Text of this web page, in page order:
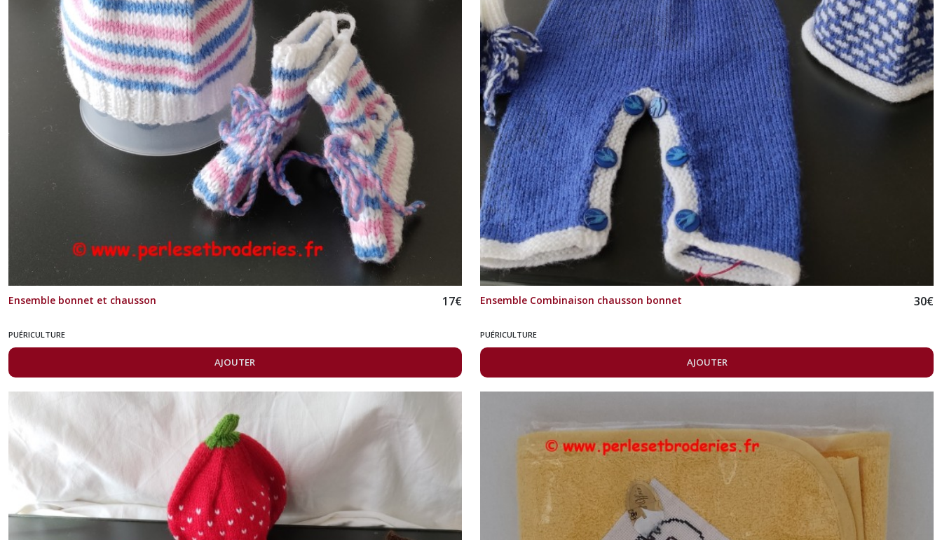
Ensemble bonnet et chausson 17€
PUÉRICULTURE
AJOUTER
Ensemble Combinaison chausson bonnet 30€
PUÉRICULTURE
AJOUTER